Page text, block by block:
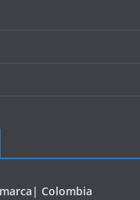
Colombia